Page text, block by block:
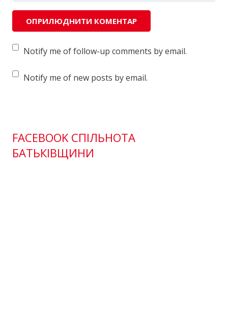
Notify me of follow-up comments by email.
Notify me of new posts by email.
FACEBOOK СПІЛЬНОТА
БАТЬКІВЩИНИ